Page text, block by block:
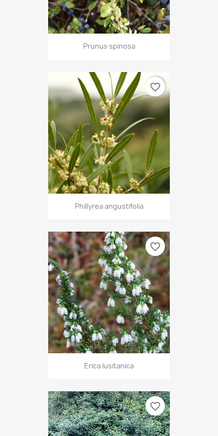
Prunus spinosa
Phillyrea angustifolia
favorite_border
Erica lusitanica
favorite_border
favorite_border